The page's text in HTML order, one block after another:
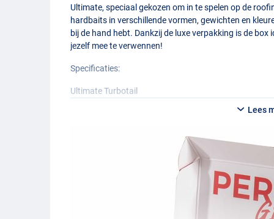
Ultimate, speciaal gekozen om in te spelen op de
hardbaits in verschillende vormen, gewichten en
bij de hand hebt. Dankzij de luxe verpakking is de
jezelf mee te verwennen!
Specificaties:
Ultimate Turbotail
- Uitgerust met vlijmscherpe dreg
- Voorzien van Colorado spinnerblad
- Ontwikkeld voor het vissen op roofblei en baars
- Ook geschikt voor andere roofvissen
- Veroorzaakt veel trillingen en een verleidelijke
Lees